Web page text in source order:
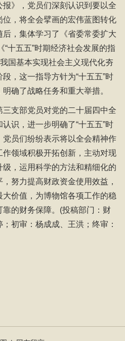
》，党员们深刻认识到要以全
，将全会擘画的宏伟蓝图转化
，集体学习了《省委常委扩大
十五五”时期经济社会发展的指
国基本实现社会主义现代化夯
，这一指导方针为“十五五”时
确了战略任务和重大举措。
支部党员对党的二十届四中全
识，进一步明确了“十五五”时
员们纷纷表示将以全会精神作
领域积极开拓创新，主动对现
，运用科学的方法和精细化的
努力提高财政资金使用效益，
价值，为博物馆各项工作的稳
的财务保障。(投稿部门：财
初审：杨成成、王洪；终审：